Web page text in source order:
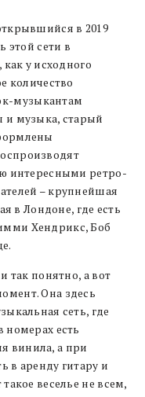
в 2019
этой сети в
у исходного
количество
музыкантам
и музыка, старый
интересными ретро-
– крупнейшая
в Лондоне, где есть
Хендрикс, Боб
так понятно, а вот
Она здесь
сеть, где
номерах есть
винила, а при
в аренду гитару и
веселье не всем,